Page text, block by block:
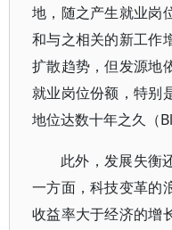
地，随之产生就业岗
和与之相关的新工作
扩散趋势，但发源地
就业岗位份额，特别
地位达数十年之久（
此外，发展失衡
一方面，科技变革的
收益率大于经济的增